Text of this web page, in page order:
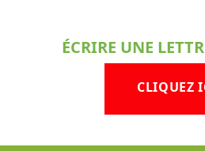
ÉCRIRE UNE
CLIQUEZ